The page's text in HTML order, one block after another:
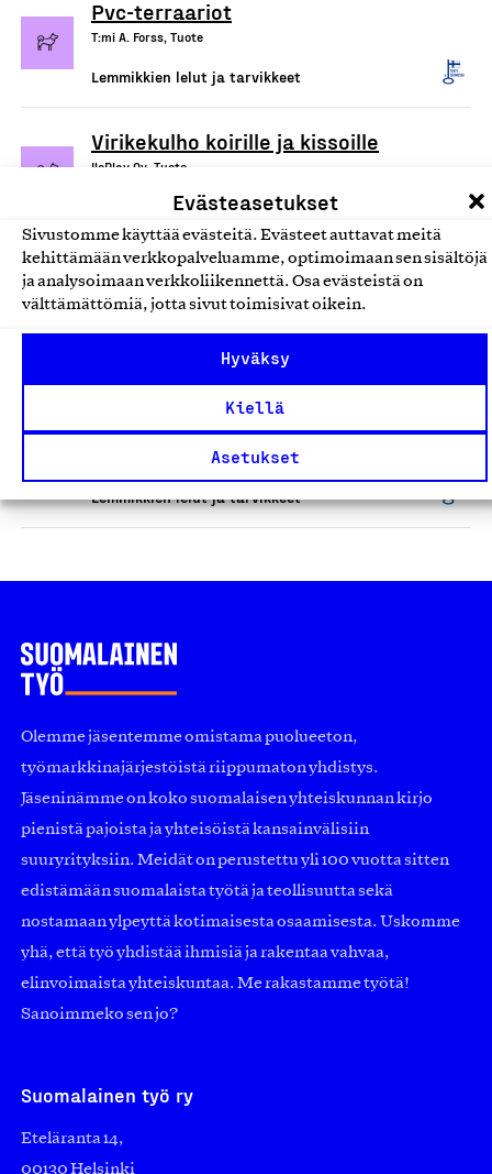
Evästeasetukset
Sivustomme käyttää evästeitä. Evästeet auttavat meitä
kehittämään verkkopalveluamme, optimoimaan sen sisältöjä
ja analysoimaan verkkoliikennettä. Osa evästeistä on
välttämättömiä, jotta sivut toimisivat oikein.
Hyväksy
Kiellä
Asetukset
Pvc-terraariot
T:mi A. Forss, Tuote
Lemmikkien lelut ja tarvikkeet
Virikekulho koirille ja kissoille
IloPlay Oy, Tuote
Lemmikkien lelut ja tarvikkeet
Koiran talutushihna
Gentleash Oy, Tuote
Lemmikkien lelut ja tarvikkeet
Koirien tarvikkeet: Pannat,
hihnat ja valjaat
Lemmikkien lelut ja tarvikkeet
Olemme jäsentemme omistama puolueeton,
työmarkkinajärjestöistä riippumaton yhdistys.
Jäseninämme on koko suomalaisen yhteiskunnan kirjo
pienistä pajoista ja yhteisöistä kansainvälisiin
suuryrityksiin. Meidät on perustettu yli 100 vuotta sitten
edistämään suomalaista työtä ja teollisuutta sekä
nostamaan ylpeyttä kotimaisesta osaamisesta. Uskomme
yhä, että työ yhdistää ihmisiä ja rakentaa vahvaa,
elinvoimaista yhteiskuntaa. Me rakastamme työtä!
Sanoimmeko sen jo?
Suomalainen työ ry
Eteläranta 14,
00130 Helsinki